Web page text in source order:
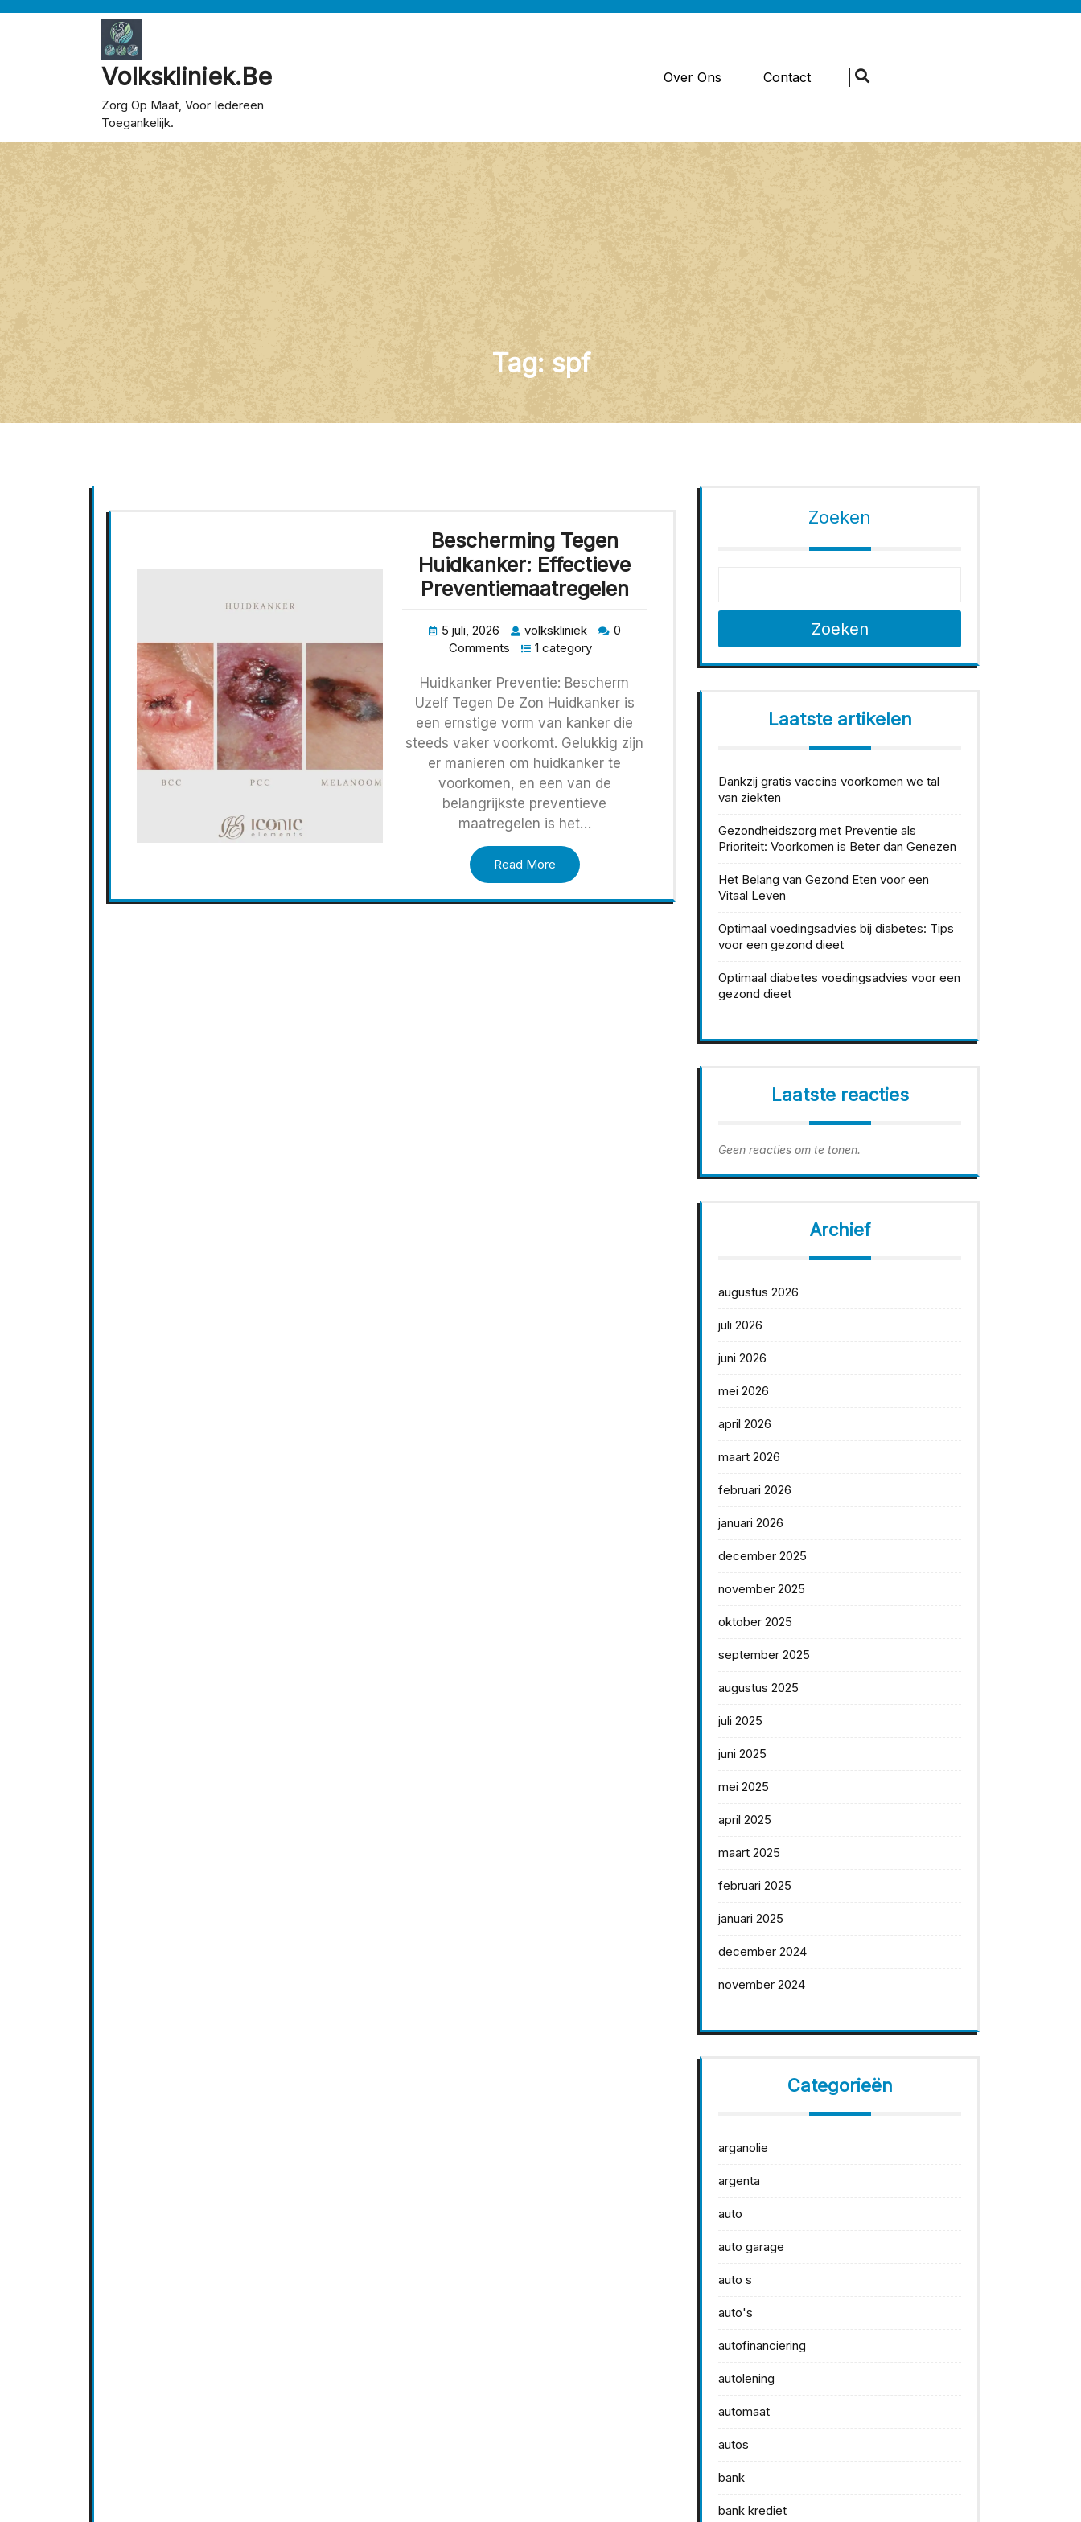
Volkskliniek.be
Zorg Op Maat, Voor Iedereen
Toegankelijk.
Over Ons Contact
Tag: spf
Bescherming Tegen
Huidkanker: Effectieve
Preventiemaatregelen
5 juli, 2026 volkskliniek
0
Comments
1 category
Huidkanker Preventie: Bescherm
Uzelf Tegen De Zon Huidkanker is
een ernstige vorm van kanker die
steeds vaker voorkomt. Gelukkig zijn
er manieren om huidkanker te
voorkomen, en een van de
belangrijkste preventieve
maatregelen is het…
Read More
Zoeken
Zoeken
Laatste artikelen
Dankzij gratis vaccins voorkomen we tal
van ziekten
Gezondheidszorg met Preventie als
Prioriteit: Voorkomen is Beter dan Genezen
Het Belang van Gezond Eten voor een
Vitaal Leven
Optimaal voedingsadvies bij diabetes: Tips
voor een gezond dieet
Optimaal diabetes voedingsadvies voor een
gezond dieet
Laatste reacties
Geen reacties om te tonen.
Archief
augustus 2026
juli 2026
juni 2026
mei 2026
april 2026
maart 2026
februari 2026
januari 2026
december 2025
november 2025
oktober 2025
september 2025
augustus 2025
juli 2025
juni 2025
mei 2025
april 2025
maart 2025
februari 2025
januari 2025
december 2024
november 2024
Categorieën
arganolie
argenta
auto
auto garage
auto s
auto's
autofinanciering
autolening
automaat
autos
bank
bank krediet